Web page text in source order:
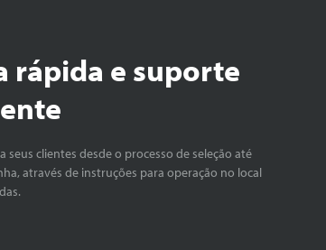
rápida e suporte
seus clientes desde o processo de seleção até
através de instruções para operação no local